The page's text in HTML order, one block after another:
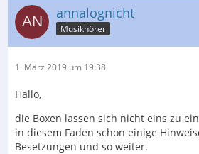
annalognicht
Musikhörer
1. März 2019 um 19:38
Hallo,
die Boxen lassen sich nicht eins zu
in diesem Faden schon einige
Besetzungen und so weiter.